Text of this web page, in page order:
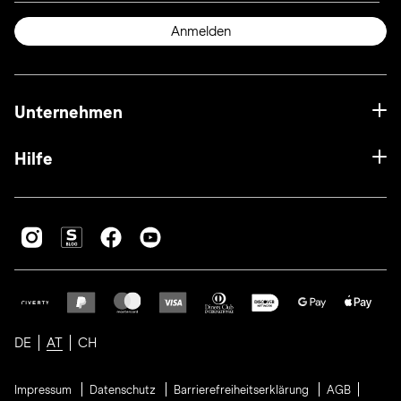
Anmelden
Unternehmen
Hilfe
DE AT CH
Impressum Datenschutz Barrierefreiheitserklärung AGB